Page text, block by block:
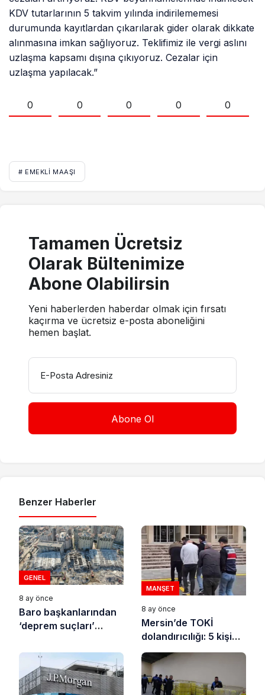
KDV tutarlarının 5 takvim yılında indirilememesi
durumunda kayıtlardan çıkarılarak gider olarak dikkate
alınmasına imkan sağlıyoruz. Teklifimiz ile vergi aslını
uzlaşma kapsamı dışına çıkıyoruz. Cezalar için
uzlaşma yapılacak.”
0 0 0 0 0
# EMEKLI MAAŞI
Tamamen Ücretsiz
Olarak Bültenimize
Abone Olabilirsin
Yeni haberlerden haberdar olmak için fırsatı
kaçırma ve ücretsiz e-posta aboneliğini
hemen başlat.
E-Posta Adresiniz
Benzer Haberler
GENEL
8 ay önce
Baro başkanlarından
‘deprem suçları’
MANŞET
8 ay önce
Mersin’de TOKİ
dolandırıcılığı: 5 kişi
tutuklandı